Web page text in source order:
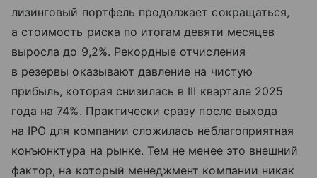
лизинговый портфель продолжает сокращаться,
а стоимость риска по итогам девяти месяцев
выросла до 9,2%. Рекордные отчисления
в резервы оказывают давление на чистую
прибыль, которая снизилась в III квартале 2025
года на 74%. Практически сразу после выхода
на IPO для компании сложилась неблагоприятная
конъюнктура на рынке. Тем не менее это внешний
фактор, на который менеджмент компании никак